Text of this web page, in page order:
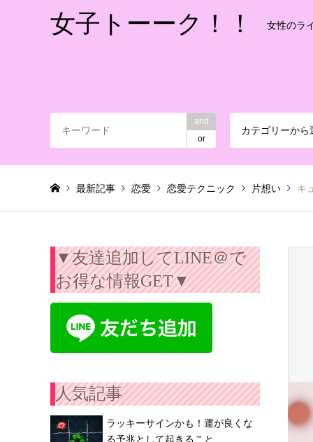
女子トーーク！！ 女性のラ
and
or
カテゴリーから
最新記事 恋愛 恋愛テクニック 片想い キ
▼友達追加してLINE＠で
お得な情報GET▼
人気記事
ラッキーサインかも！運が良くな
る予兆として起きること…